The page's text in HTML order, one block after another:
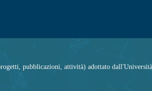
pubblicazioni, attività) adottato